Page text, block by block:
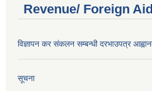
Revenue/ Foreign Aid
विज्ञापन कर संकलन सम्बन्धी दरभाउपत्र
सूचना